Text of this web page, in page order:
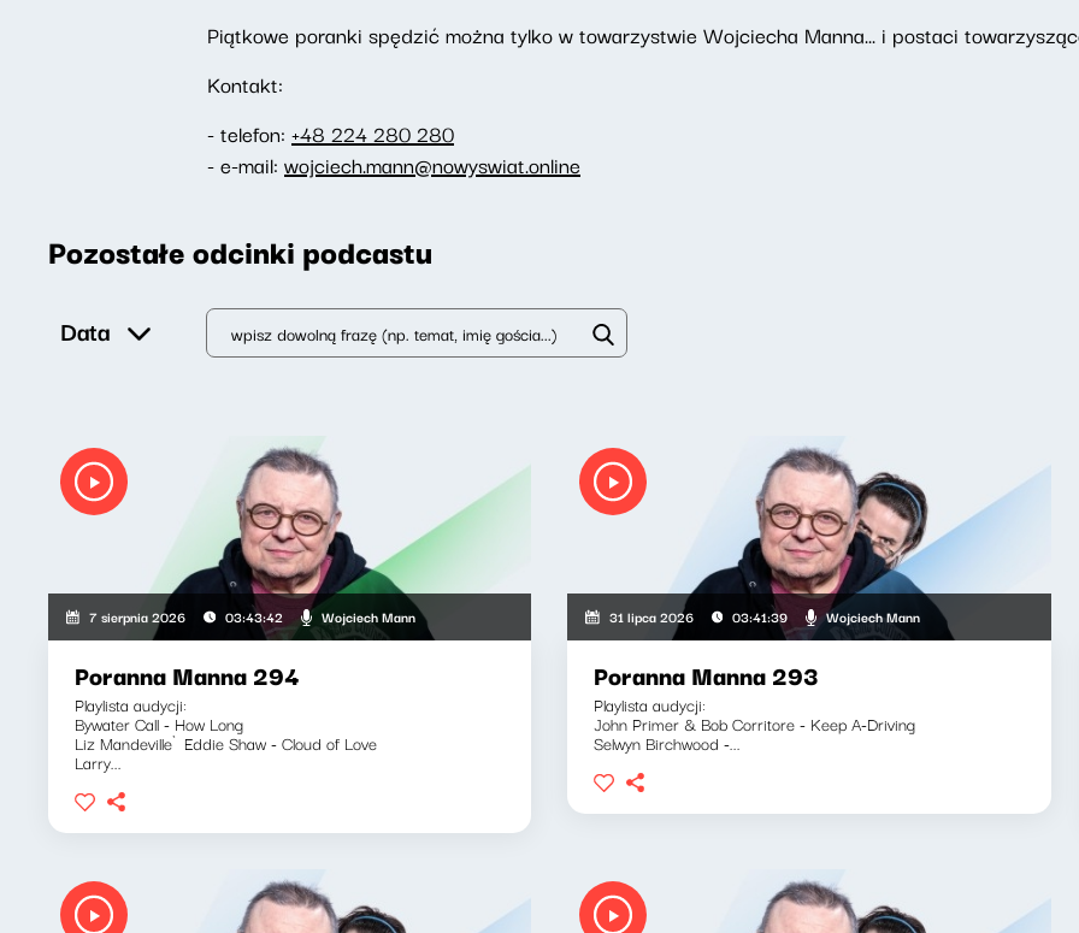
Piątkowe poranki spędzić można tylko w towarzystwie Wojciecha Manna... i postaci
Kontakt:
- telefon: +48 224 280 280
- e-mail: wojciech.mann@nowyswiat.online
Pozostałe odcinki podcastu
Data
7 sierpnia 2026 03:43:42 Wojciech Mann
Poranna Manna 294
Playlista audycji:
Bywater Call - How Long
Liz Mandeville`Eddie Shaw - Cloud of Love
Larry...
31 lipca 2026 03:41:39 Wojciech Mann
Poranna Manna 293
Playlista audycji:
John Primer & Bob Corritore - Keep A-Driving
Selwyn Birchwood -...